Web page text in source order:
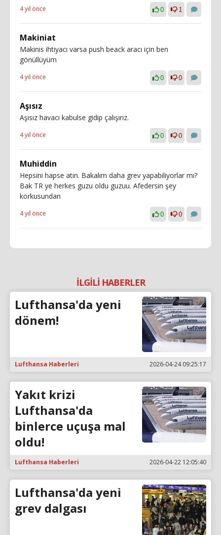
4 yıl önce 0 1
Makiniat
Makinis ihtiyacı varsa push beack aracı için ben
gönüllüyüm
4 yıl önce 0 0
Aşısız
Aşısız havacı kabulse gidip çalışırız.
4 yıl önce 0 0
Muhiddin
Hepsini hapse atın. Bakalım daha grev yapabiliyorlar mı?
Bak TR ye herkes guzu oldu guzuu. Afedersin şey
korkusundan
4 yıl önce 0 0
İLGİLİ HABERLER
Lufthansa'da yeni
dönem!
Lufthansa Haberleri 2026-04-24 09:25:17
Yakıt krizi
Lufthansa'da
binlerce uçuşa mal
oldu!
Lufthansa Haberleri 2026-04-22 12:05:40
Lufthansa'da yeni
grev dalgası